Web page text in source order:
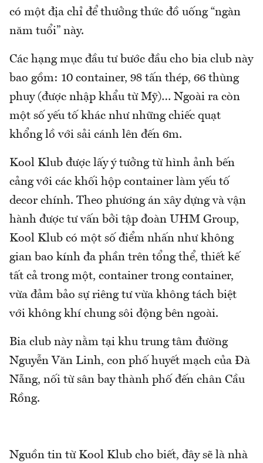
có một địa chỉ để thưởng thức đồ uống “ngàn
năm tuổi” này.
Các hạng mục đầu tư bước đầu cho bia club này
bao gồm: 10 container, 98 tấn thép, 66 thùng
phuy (được nhập khẩu từ Mỹ)… Ngoài ra còn
một số yếu tố khác như những chiếc quạt
khổng lồ với sải cánh lên đến 6m.
Kool Klub được lấy ý tưởng từ hình ảnh bến
cảng với các khối hộp container làm yếu tố
decor chính. Theo phương án xây dựng và vận
hành được tư vấn bởi tập đoàn UHM Group,
Kool Klub có một số điểm nhấn như không
gian bao kính đa phần trên tổng thể, thiết kế
tất cả trong một, container trong container,
vừa đảm bảo sự riêng tư vừa không tách biệt
với không khí chung sôi động bên ngoài.
Bia club này nằm tại khu trung tâm đường
Nguyễn Văn Linh, con phố huyết mạch của Đà
Nẵng, nối từ sân bay thành phố đến chân Cầu
Rồng.
Nguồn tin từ Kool Klub cho biết, đây sẽ là nhà